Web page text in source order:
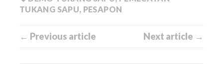
TUKANG SAPU, PESAPON
← Previous article Next article →